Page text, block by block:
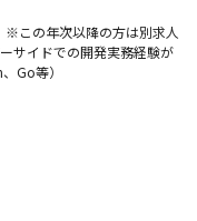
この年次以降の方は別求人
サイドでの開発実務経験が
Go等）